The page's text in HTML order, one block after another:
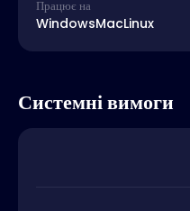
Працює на
WindowsMacLinux
Системні вимоги